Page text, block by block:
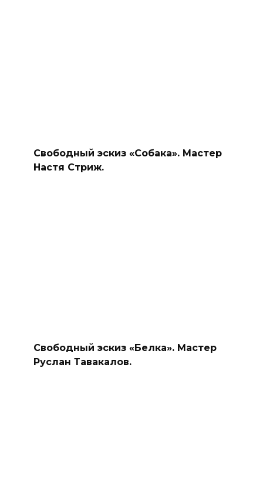
Свободный эскиз «Собака». Мастер
Настя Стриж.
Свободный эскиз «Белка». Мастер
Руслан Тавакалов.